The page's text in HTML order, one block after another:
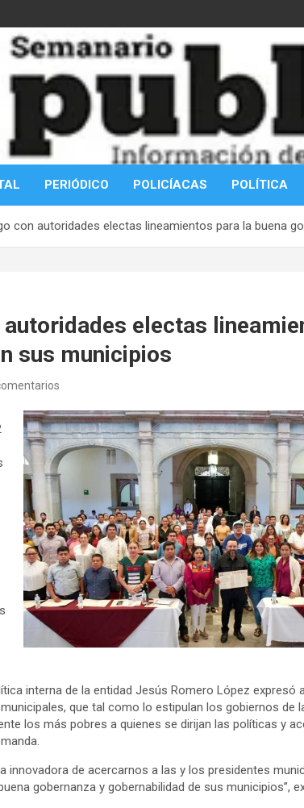
PERIÓDICO POLICÍACAS POLÍTICA
con autoridades electas lineamientos para la buena
electas
sus municipios
interna de la entidad Jesús Romero López expresó
que tal como lo estipulan los gobiernos de
los más pobres a quienes se dirijan las políticas y
innovadora de acercarnos a las y los presidentes
gobernanza y gobernabilidad de sus municipios”,